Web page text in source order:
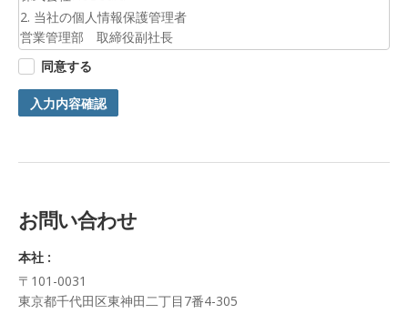
2. 当社の個人情報保護管理者
営業管理部 取締役副社長
3. 個人情報の利用目的
お預かりした個人情報は、お問合せへの対応のために利用いた
します。
4. 第三者提供について
ご入力頂く個人情報は第三者に提供しません。
正・追加・削除、利用の停止または消去、第三者への提供の停
口に申し出ることができます。
その際、弊社はご本人を確認させていただいたうえで、合理的
な期間内に対応いたします。
同意する
入力内容確認
お問い合わせ
本社 :
〒101-0031
東京都千代田区東神田二丁目7番4-305